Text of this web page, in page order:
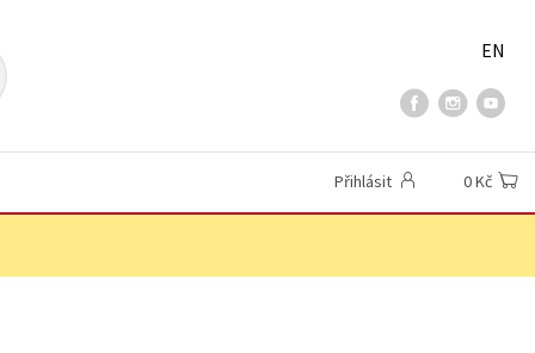
EN
Přihlásit 0 Kč